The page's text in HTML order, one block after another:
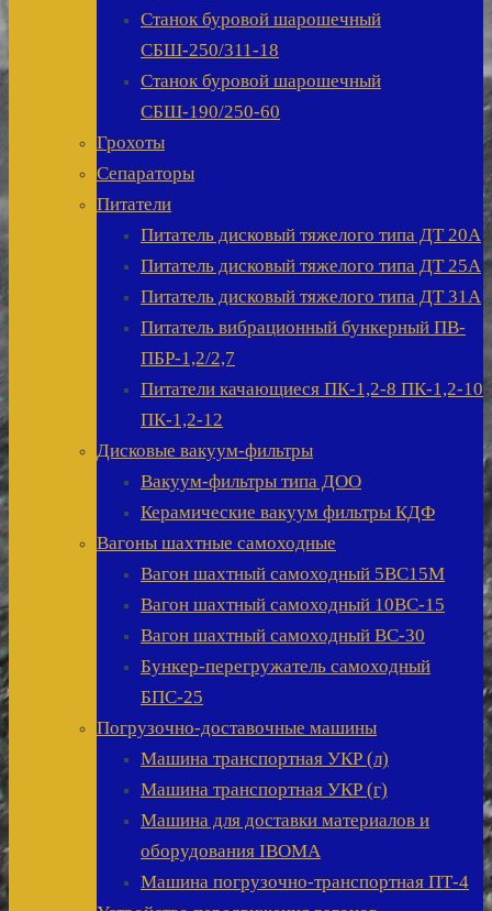
Станок буровой шарошечный
СБШ-250/311-18
Станок буровой шарошечный
СБШ-190/250-60
Грохоты
Сепараторы
Питатели
Питатель дисковый тяжелого типа ДТ 20А
Питатель дисковый тяжелого типа ДТ 25А
Питатель дисковый тяжелого типа ДТ 31А
Питатель вибрационный бункерный ПВ-
ПБР-1,2/2,7
Питатели качающиеся ПК-1,2-8 ПК-1,2-10
ПК-1,2-12
Дисковые вакуум-фильтры
Вакуум-фильтры типа ДОО
Керамические вакуум фильтры КДФ
Вагоны шахтные самоходные
Вагон шахтный самоходный 5ВС15М
Вагон шахтный самоходный 10ВС-15
Вагон шахтный самоходный ВС-30
Бункер-перегружатель самоходный
БПС-25
Погрузочно-доставочные машины
Машина транспортная УКР (л)
Машина транспортная УКР (г)
Машина для доставки материалов и
оборудования IBOMA
Машина погрузочно-транспортная ПТ-4